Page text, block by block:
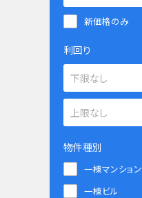
新価格のみ
利回り
物件種別
一棟マンション
一棟ビル